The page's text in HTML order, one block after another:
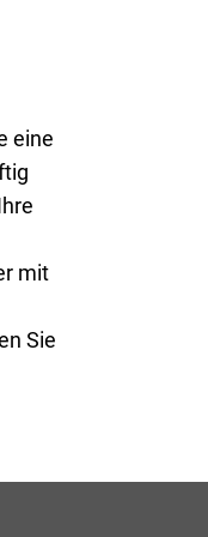
eine
mit
Sie